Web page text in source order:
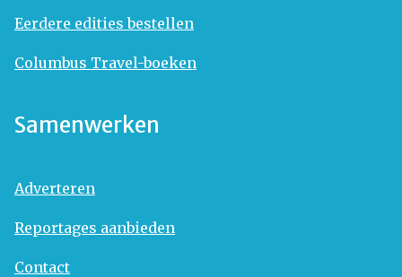
Eerdere edities bestellen
Columbus Travel-boeken
Samenwerken
Adverteren
Reportages aanbieden
Contact